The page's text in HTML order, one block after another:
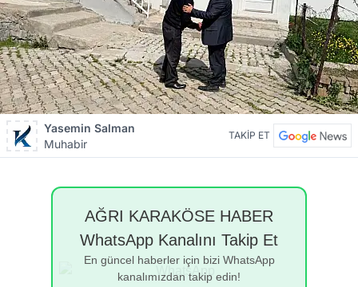
Yasemin Salman
Muhabir
TAKİP ET
AĞRI KARAKÖSE HABER
WhatsApp Kanalını Takip Et
En güncel haberler için bizi WhatsApp
kanalımızdan takip edin!